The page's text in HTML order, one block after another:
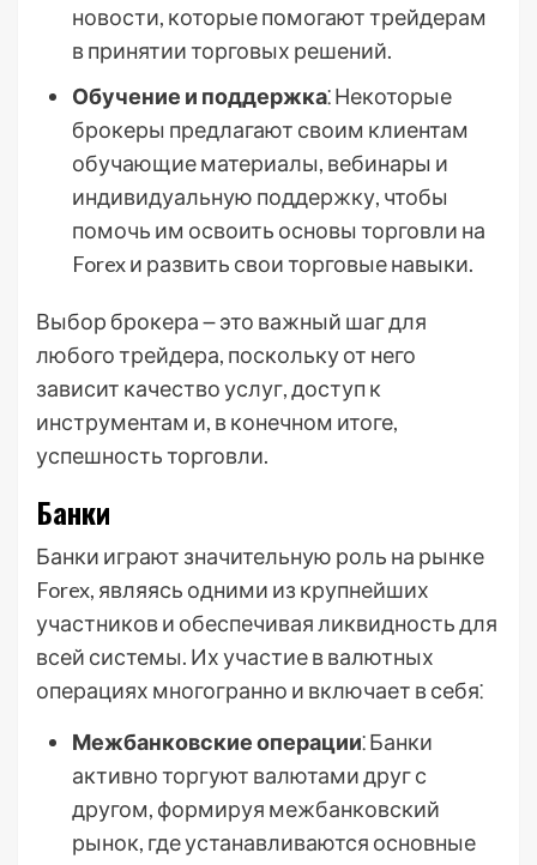
новости, которые помогают трейдерам
в принятии торговых решений.
Обучение и поддержка⁚ Некоторые
брокеры предлагают своим клиентам
обучающие материалы, вебинары и
индивидуальную поддержку, чтобы
помочь им освоить основы торговли на
Forex и развить свои торговые навыки.
Выбор брокера ౼ это важный шаг для
любого трейдера, поскольку от него
зависит качество услуг, доступ к
инструментам и, в конечном итоге,
успешность торговли.
Банки
Банки играют значительную роль на рынке
Forex, являясь одними из крупнейших
участников и обеспечивая ликвидность для
всей системы. Их участие в валютных
операциях многогранно и включает в себя⁚
Межбанковские операции⁚ Банки
активно торгуют валютами друг с
другом, формируя межбанковский
рынок, где устанавливаются основные